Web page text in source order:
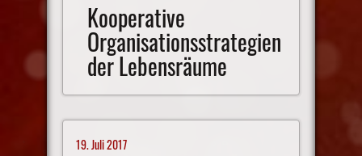
Kooperative
Organisationsstrategien
der Lebensräume
19. Juli 2017